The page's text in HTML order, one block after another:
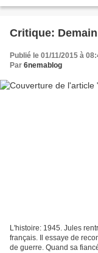
Critique:
Publié le 01/11/2015 à
Par 6nemablog
L'histoire: 1945. Jules
français. Il essaye de
de guerre. Quand sa